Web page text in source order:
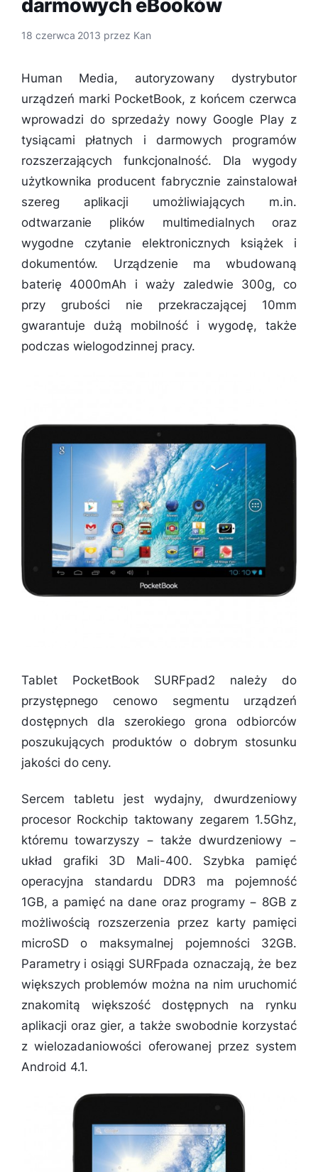
darmowych eBooków
18 czerwca 2013 przez Kan
Human Media, autoryzowany dystrybutor
urządzeń marki PocketBook, z końcem czerwca
wprowadzi do sprzedaży nowy Google Play z
tysiącami płatnych i darmowych programów
rozszerzających funkcjonalność. Dla wygody
użytkownika producent fabrycznie zainstalował
szereg aplikacji umożliwiających m.in.
odtwarzanie plików multimedialnych oraz
wygodne czytanie elektronicznych książek i
dokumentów. Urządzenie ma wbudowaną
baterię 4000mAh i waży zaledwie 300g, co
przy grubości nie przekraczającej 10mm
gwarantuje dużą mobilność i wygodę, także
podczas wielogodzinnej pracy.
Tablet PocketBook SURFpad2 należy do
przystępnego cenowo segmentu urządzeń
dostępnych dla szerokiego grona odbiorców
poszukujących produktów o dobrym stosunku
jakości do ceny.
Sercem tabletu jest wydajny, dwurdzeniowy
procesor Rockchip taktowany zegarem 1.5Ghz,
któremu towarzyszy − także dwurdzeniowy −
układ grafiki 3D Mali-400. Szybka pamięć
operacyjna standardu DDR3 ma pojemność
1GB, a pamięć na dane oraz programy − 8GB z
możliwością rozszerzenia przez karty pamięci
microSD o maksymalnej pojemności 32GB.
Parametry i osiągi SURFpada oznaczają, że bez
większych problemów można na nim uruchomić
znakomitą większość dostępnych na rynku
aplikacji oraz gier, a także swobodnie korzystać
z wielozadaniowości oferowanej przez system
Android 4.1.